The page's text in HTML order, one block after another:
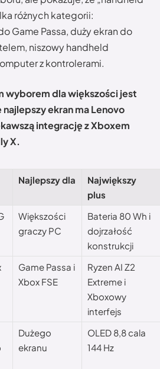
różnych kategorii:
Game Passa, duży ekran do
niszowy handheld
z kontrolerami.
wyborem dla większości jest
najlepszy ekran ma Lenovo
integrację z Xboxem
X.
Najlepszy dla
Największy
plus
Większości
graczy PC
Bateria 80 Wh i
dojrzałość
konstrukcji
Game Passa i
Xbox FSE
Ryzen AI Z2
Extreme i
Xboxowy
interfejs
Dużego
ekranu
OLED 8,8 cala
144 Hz